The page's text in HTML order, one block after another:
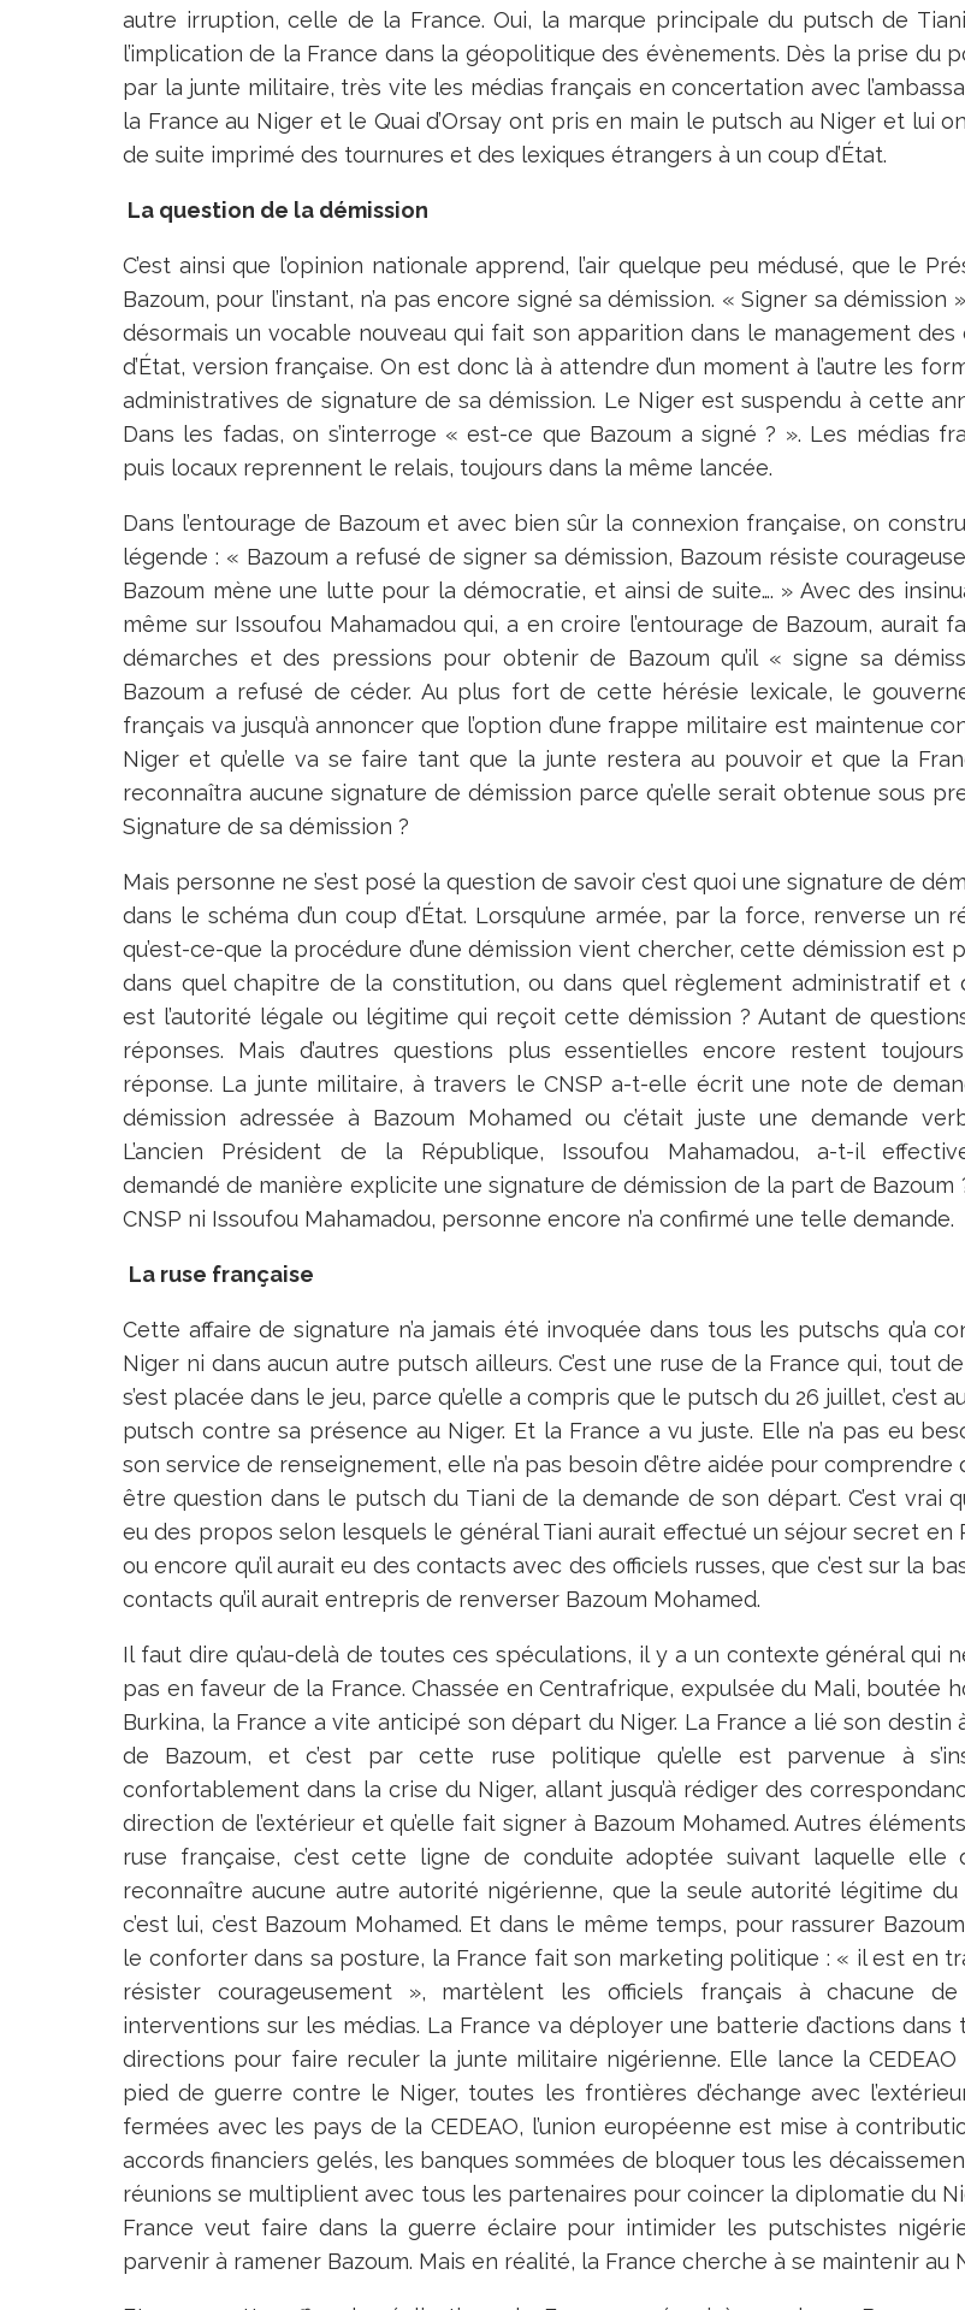
autre irruption, celle de la France. Oui, la marque principale du putsch de
l’implication de la France dans la géopolitique des évènements. Dès la prise du
par la junte militaire, très vite les médias français en concertation avec
la France au Niger et le Quai d’Orsay ont pris en main le putsch au Niger et lui
de suite imprimé des tournures et des lexiques étrangers à un coup d’État.
La question de la démission
C’est ainsi que l’opinion nationale apprend, l’air quelque peu médusé, que le
Bazoum, pour l’instant, n’a pas encore signé sa démission. « Signer sa démission
désormais un vocable nouveau qui fait son apparition dans le management des
d’État, version française. On est donc là à attendre d’un moment à l’autre les
administratives de signature de sa démission. Le Niger est suspendu à cette
Dans les fadas, on s’interroge « est-ce que Bazoum a signé ? ». Les médias
puis locaux reprennent le relais, toujours dans la même lancée.
Dans l’entourage de Bazoum et avec bien sûr la connexion française, on
légende : « Bazoum a refusé de signer sa démission, Bazoum résiste
Bazoum mène une lutte pour la démocratie, et ainsi de suite…. » Avec des
même sur Issoufou Mahamadou qui, a en croire l’entourage de Bazoum, aurait
démarches et des pressions pour obtenir de Bazoum qu’il « signe sa
Bazoum a refusé de céder. Au plus fort de cette hérésie lexicale, le
français va jusqu’à annoncer que l’option d’une frappe militaire est maintenue
Niger et qu’elle va se faire tant que la junte restera au pouvoir et que la
reconnaîtra aucune signature de démission parce qu’elle serait obtenue sous
Signature de sa démission ?
Mais personne ne s’est posé la question de savoir c’est quoi une signature de
dans le schéma d’un coup d’État. Lorsqu’une armée, par la force, renverse un
qu’est-ce-que la procédure d’une démission vient chercher, cette démission est
dans quel chapitre de la constitution, ou dans quel règlement administratif et
est l’autorité légale ou légitime qui reçoit cette démission ? Autant de
réponses. Mais d’autres questions plus essentielles encore restent
réponse. La junte militaire, à travers le CNSP a-t-elle écrit une note de
démission adressée à Bazoum Mohamed ou c’était juste une demande
L’ancien Président de la République, Issoufou Mahamadou, a-t-il
demandé de manière explicite une signature de démission de la part de Bazoum
CNSP ni Issoufou Mahamadou, personne encore n’a confirmé une telle demande.
La ruse française
Cette affaire de signature n’a jamais été invoquée dans tous les putschs qu’a
Niger ni dans aucun autre putsch ailleurs. C’est une ruse de la France qui, tout
s’est placée dans le jeu, parce qu’elle a compris que le putsch du 26 juillet, c’est
putsch contre sa présence au Niger. Et la France a vu juste. Elle n’a pas eu
son service de renseignement, elle n’a pas besoin d’être aidée pour comprendre
être question dans le putsch du Tiani de la demande de son départ. C’est vrai
eu des propos selon lesquels le général Tiani aurait effectué un séjour secret en
ou encore qu’il aurait eu des contacts avec des officiels russes, que c’est sur la
contacts qu’il aurait entrepris de renverser Bazoum Mohamed.
Il faut dire qu’au-delà de toutes ces spéculations, il y a un contexte général qui
pas en faveur de la France. Chassée en Centrafrique, expulsée du Mali, boutée
Burkina, la France a vite anticipé son départ du Niger. La France a lié son destin
de Bazoum, et c’est par cette ruse politique qu’elle est parvenue à
confortablement dans la crise du Niger, allant jusqu’à rédiger des
direction de l’extérieur et qu’elle fait signer à Bazoum Mohamed. Autres
ruse française, c’est cette ligne de conduite adoptée suivant laquelle elle
reconnaître aucune autre autorité nigérienne, que la seule autorité légitime du
c’est lui, c’est Bazoum Mohamed. Et dans le même temps, pour rassurer
le conforter dans sa posture, la France fait son marketing politique : « il est en
résister courageusement », martèlent les officiels français à chacune
interventions sur les médias. La France va déployer une batterie d’actions dans
directions pour faire reculer la junte militaire nigérienne. Elle lance la CEDEAO
pied de guerre contre le Niger, toutes les frontières d’échange avec
fermées avec les pays de la CEDEAO, l’union européenne est mise à
accords financiers gelés, les banques sommées de bloquer tous les
réunions se multiplient avec tous les partenaires pour coincer la diplomatie du
France veut faire dans la guerre éclaire pour intimider les putschistes
parvenir à ramener Bazoum. Mais en réalité, la France cherche à se maintenir au